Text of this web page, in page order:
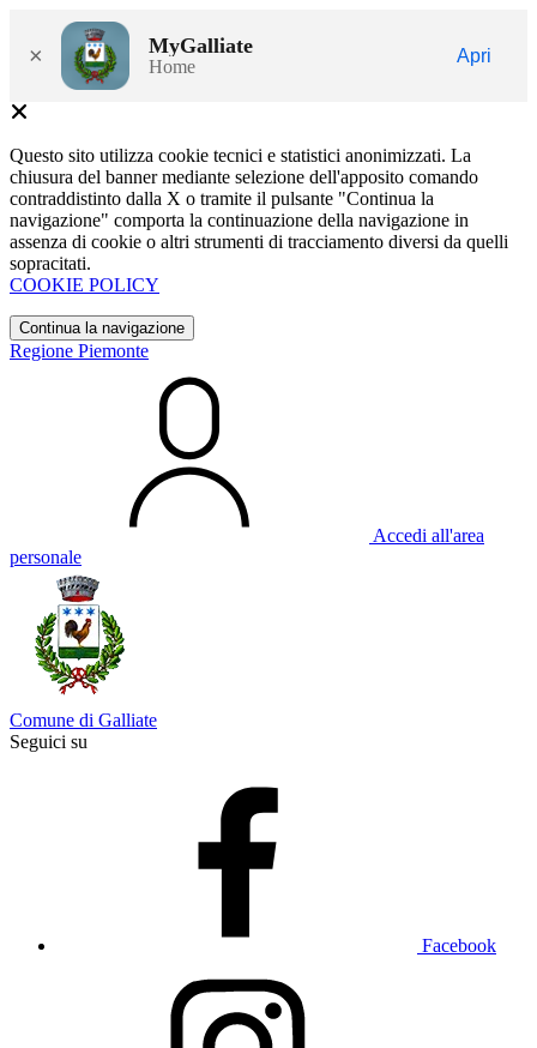
× MyGalliate
Home
Apri
Questo sito utilizza cookie tecnici e statistici anonimizzati. La
chiusura del banner mediante selezione dell'apposito comando
contraddistinto dalla X o tramite il pulsante "Continua la
navigazione" comporta la continuazione della navigazione in
assenza di cookie o altri strumenti di tracciamento diversi da quelli
sopracitati.
COOKIE POLICY
Continua la navigazione
Regione Piemonte
Accedi all'area
personale
Comune di Galliate
Seguici su
Facebook